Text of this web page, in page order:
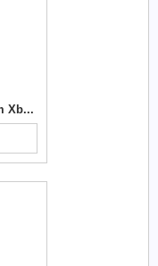
Resident Evil Requiem Xbox Key